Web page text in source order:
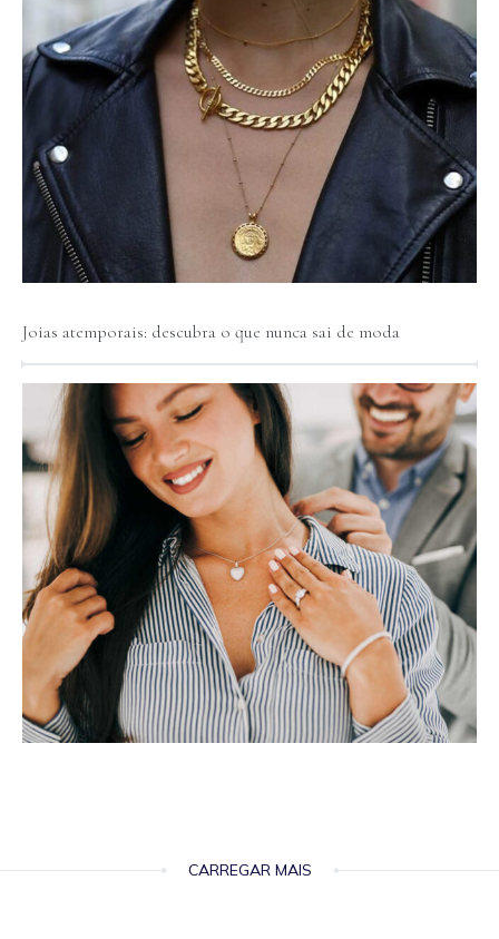
Joias atemporais: descubra o que nunca sai de moda
CARREGAR MAIS